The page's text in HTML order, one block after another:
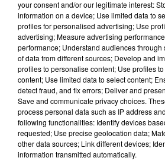
Sultry pop magic from this dreamy
??
Une publication partagée par Taylor
your consent and/or our legitimate interest:
information on a device; Use limited data to
profiles for personalised advertising; Use
advertising; Measure advertising
performance; Understand audiences through
of data from different sources; Develop and
profiles to personalise content; Use profiles
content; Use limited data to select content;
detect fraud, and fix errors; Deliver and
Save and communicate privacy choices.
process personal data such as IP address
following functionalities: Identify devices
requested; Use precise geolocation data;
other data sources; Link different devices;
information transmitted automatically.